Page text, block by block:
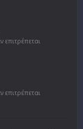
επιτρέπεται
επιτρέπεται